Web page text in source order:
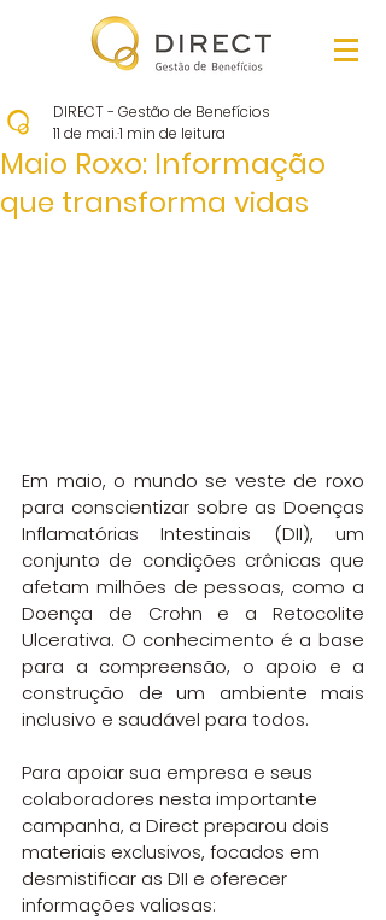
Maio Roxo: Informação
que transforma vidas
DIRECT - Gestão de Benefícios
11 de mai.1 min de leitura
Em maio, o mundo se veste de roxo
para conscientizar sobre as Doenças
Inflamatórias Intestinais (DII), um
conjunto de condições crônicas que
afetam milhões de pessoas, como a
Doença de Crohn e a Retocolite
Ulcerativa. O conhecimento é a base
para a compreensão, o apoio e a
construção de um ambiente mais
inclusivo e saudável para todos.
Para apoiar sua empresa e seus
colaboradores nesta importante
campanha, a Direct preparou dois
materiais exclusivos, focados em
desmistificar as DII e oferecer
informações valiosas: